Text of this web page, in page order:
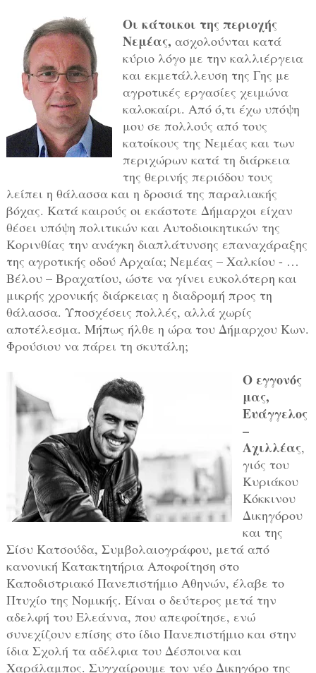
Οι κάτοικοι της περιοχής
Νεμέας, ασχολούνται κατά
κύριο λόγο με την καλλιέργεια
και εκμετάλλευση της Γης με
αγροτικές εργασίες χειμώνα
καλοκαίρι. Από ό,τι έχω υπόψη
μου σε πολλούς από τους
κατοίκους της Νεμέας και των
περιχώρων κατά τη διάρκεια
της θερινής περιόδου τους
λείπει η θάλασσα και η δροσιά της παραλιακής
βόχας. Κατά καιρούς οι εκάστοτε Δήμαρχοι είχαν
θέσει υπόψη πολιτικών και Αυτοδιοικητικών της
Κορινθίας την ανάγκη διαπλάτυνσης επαναχάραξης
της αγροτικής οδού Αρχαία; Νεμέας – Χαλκίου - …
Βέλου – Βραχατίου, ώστε να γίνει ευκολότερη και
μικρής χρονικής διάρκειας η διαδρομή προς τη
θάλασσα. Υποσχέσεις πολλές, αλλά χωρίς
αποτέλεσμα. Μήπως ήλθε η ώρα του Δήμαρχου Κων.
Φρούσιου να πάρει τη σκυτάλη;
Ο εγγονός
μας,
Ευάγγελος
–
Αχιλλέας,
γιός του
Κυριάκου
Κόκκινου
Δικηγόρου
και της
Σίσυ Κατσούδα, Συμβολαιογράφου, μετά από
κανονική Κατακτητήρια Αποφοίτηση στο
Καποδιστριακό Πανεπιστήμιο Αθηνών, έλαβε το
Πτυχίο της Νομικής. Είναι ο δεύτερος μετά την
αδελφή του Ελεάννα, που απεφοίτησε, ενώ
συνεχίζουν επίσης στο ίδιο Πανεπιστήμιο και στην
ίδια Σχολή τα αδέλφια του Δέσποινα και
Χαράλαμπος. Συγχαίρουμε τον νέο Δικηγόρο της